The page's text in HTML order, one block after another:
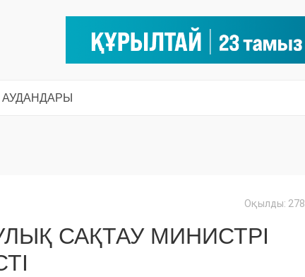
АУДАНДАРЫ
Оқылды: 278
САҚТАУ МИНИСТРІ